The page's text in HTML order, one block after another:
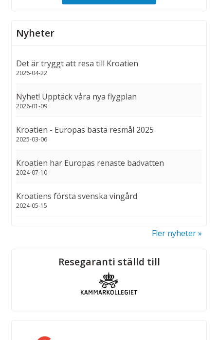
Nyheter
Det är tryggt att resa till Kroatien
2026-04-22
Nyhet! Upptäck våra nya flygplan
2026-01-09
Kroatien - Europas bästa resmål 2025
2025-03-06
Kroatien har Europas renaste badvatten
2024-07-10
Kroatiens första svenska vingård
2024-05-15
Fler nyheter
Sociala medierResegaranti ställd till